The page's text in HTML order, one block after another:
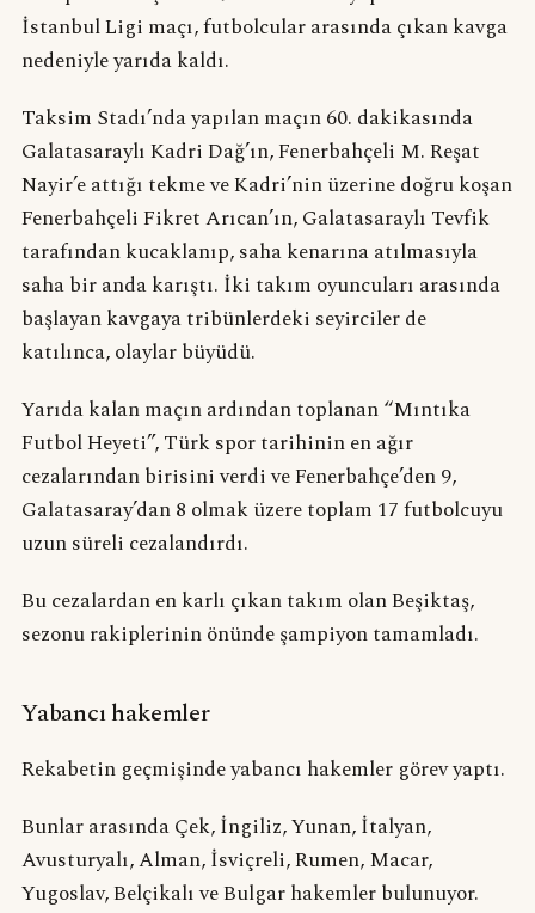
İstanbul Ligi maçı, futbolcular arasında çıkan kavga
nedeniyle yarıda kaldı.
Taksim Stadı’nda yapılan maçın 60. dakikasında
Galatasaraylı Kadri Dağ’ın, Fenerbahçeli M. Reşat
Nayir’e attığı tekme ve Kadri’nin üzerine doğru koşan
Fenerbahçeli Fikret Arıcan’ın, Galatasaraylı Tevfik
tarafından kucaklanıp, saha kenarına atılmasıyla
saha bir anda karıştı. İki takım oyuncuları arasında
başlayan kavgaya tribünlerdeki seyirciler de
katılınca, olaylar büyüdü.
Yarıda kalan maçın ardından toplanan “Mıntıka
Futbol Heyeti”, Türk spor tarihinin en ağır
cezalarından birisini verdi ve Fenerbahçe’den 9,
Galatasaray’dan 8 olmak üzere toplam 17 futbolcuyu
uzun süreli cezalandırdı.
Bu cezalardan en karlı çıkan takım olan Beşiktaş,
sezonu rakiplerinin önünde şampiyon tamamladı.
Yabancı hakemler
Rekabetin geçmişinde yabancı hakemler görev yaptı.
Bunlar arasında Çek, İngiliz, Yunan, İtalyan,
Avusturyalı, Alman, İsviçreli, Rumen, Macar,
Yugoslav, Belçikalı ve Bulgar hakemler bulunuyor.